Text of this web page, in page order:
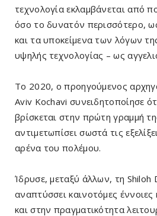
τεχνολογία εκλαμβάνεται από
όσο το δυνατόν περισσότερο,
και τα υποκείμενα των λόγων
υψηλής τεχνολογίας – ως
Το 2020, ο προηγούμενος
Aviv Kochavi συνειδητοποίησε
βρίσκεται στην πρώτη γραμμή
αντιμετωπίσει σωστά τις
αρένα του πολέμου.
Ίδρυσε, μεταξύ άλλων, τη Shiloh
αναπτύσσει καινοτόμες
και στην πραγματικότητα